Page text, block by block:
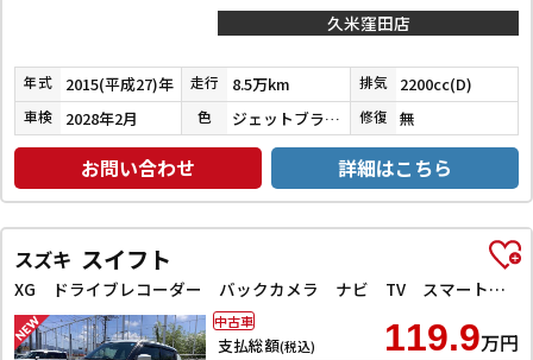
久米窪田店
年式 2015(平成27)年 走行 8.5万km 排気 2200cc(D)
車検 2028年2月 色 ジェットブラックマイカ 修復 無
お問い合わせ 詳細はこちら
スズキ スイフト
XG ドライブレコーダー バックカメラ ナビ TV スマートキー 電動格納ミラー シートヒーター CVT 盗難防止システム 衝突安全ボディ ABS ESC CD Bluetooth エアコン
支払総額(税込) 119.9万円
中古車